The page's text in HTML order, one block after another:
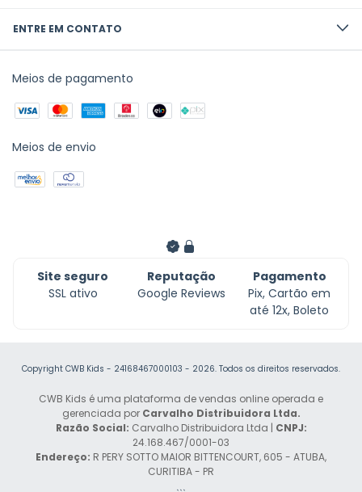
ENTRE EM CONTATO
Meios de pagamento
Meios de envio
Site seguro
SSL ativo
Reputação
Google Reviews
Pagamento
Pix, Cartão em
até 12x, Boleto
Copyright CWB Kids - 24168467000103 - 2026. Todos os direitos reservados.
CWB Kids é uma plataforma de vendas online operada e
gerenciada por Carvalho Distribuidora Ltda.
Razão Social: Carvalho Distribuidora Ltda | CNPJ:
24.168.467/0001-03
Endereço: R PERY SOTTO MAIOR BITTENCOURT, 605 - ATUBA,
CURITIBA - PR